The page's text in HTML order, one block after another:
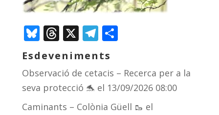
Bluesky
Threads
X Telegram
Comparteix
Esdeveniments
Observació de cetacis – Recerca per a la
seva protecció 🐬 el 13/09/2026 08:00
Caminants – Colònia Güell 🥾 el